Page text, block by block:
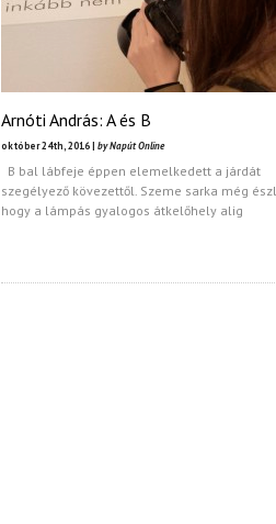
Arnóti András: A és B
október 24th, 2016 | by Napút Online
B bal lábfeje éppen elemelkedett a járdát
szegélyező kövezettől. Szeme sarka még
hogy a lámpás gyalogos átkelőhely alig